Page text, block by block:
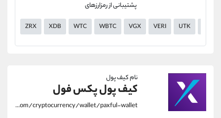
پشتیبانی از رمزارزهای
ZRX XDB WTC WBTC VGX VERI UTK
نام کیف پول
کیف پول پکس فول
https://alirezamehrabi.com/cryptocurrency/wallet/paxful-wallet